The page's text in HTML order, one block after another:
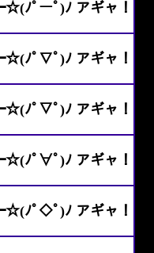
ﾉﾟーﾟ)ﾉ アギャ！
ﾉﾟ∇ﾟ)ﾉ アギャ！
ﾉﾟ▽ﾟ)ﾉ アギャ！
ﾉﾟ∀ﾟ)ﾉ アギャ！
ﾉﾟ◇ﾟ)ﾉ アギャ！